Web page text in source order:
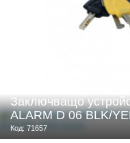
Заключващо
ALARM D 06 BLK/
Код: 71657